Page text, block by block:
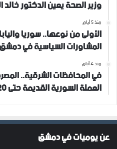
وزير الصحة يعين الدكتور
منذ 5 أيام
الأولى من نوعها.. سوريا
المشاورات السياسية في دمشق
منذ 4 أيام
في المحافظات الشرقية..
العملة السورية القديمة حتى 20 آب
عن يوميات في دمشق